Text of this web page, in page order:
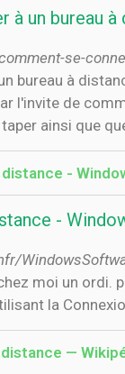
à un bureau
se-
bureau à
l'invite de
ainsi que
distance -
-
moi un ordi.
la
—